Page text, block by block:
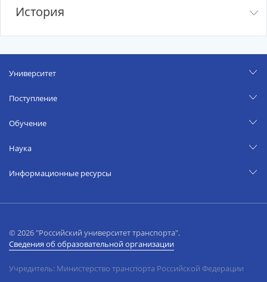
История
Университет
Поступление
Обучение
Наука
Информационные ресурсы
© 2026 "Российский университет транспорта".
Сведения об образовательной организации
Учредитель: Министерство транспорта Российской Федерации